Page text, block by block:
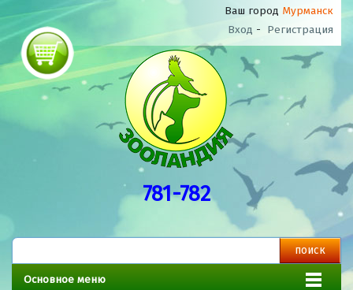
Ваш город Мурманск
Вход - Регистрация
781-782
Основное меню